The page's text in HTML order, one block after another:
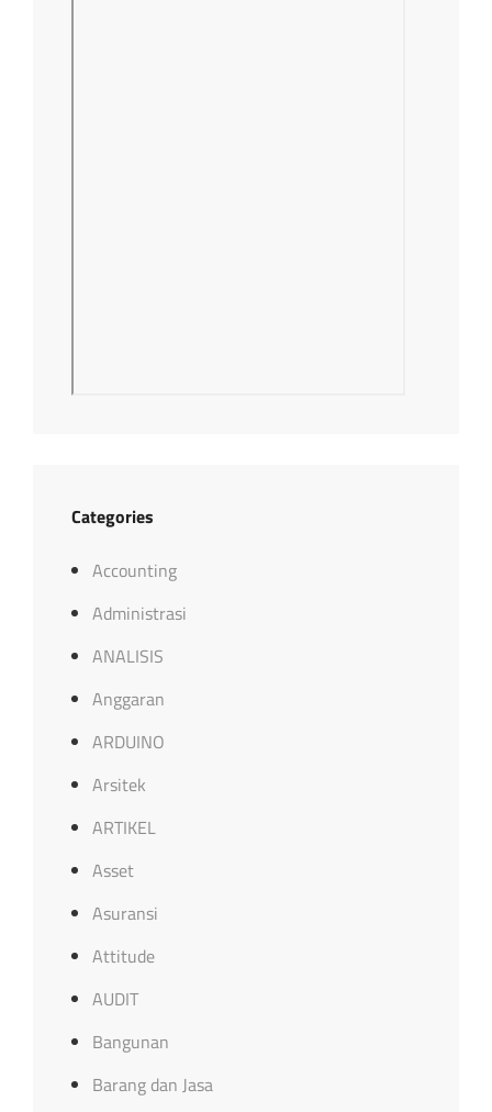
Categories
Accounting
Administrasi
ANALISIS
Anggaran
ARDUINO
Arsitek
ARTIKEL
Asset
Asuransi
Attitude
AUDIT
Bangunan
Barang dan Jasa